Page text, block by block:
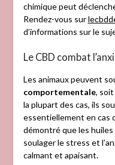
chimique peut
Rendez-vous sur
d’informations sur le
Le CBD combat
Les animaux peuvent
comportementale, soit
la plupart des cas, ils
essentiellement en cas
démontré que les
soulager le stress et
calmant et apaisant.